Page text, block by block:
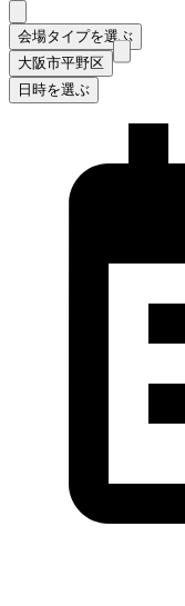
会場タイプを選ぶ
大阪市平野区
日時を選ぶ